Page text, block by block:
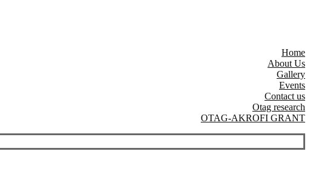
Home
About Us
Gallery
Events
Contact us
Otag research
OTAG-AKROFI GRANT